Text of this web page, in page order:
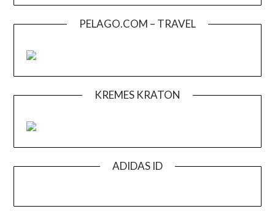
PELAGO.COM – TRAVEL
KREMES KRATON
ADIDAS ID